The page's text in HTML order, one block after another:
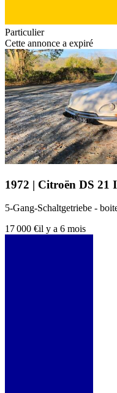
Particulier
Cette annonce a expiré
1972 | Citroën DS 21
5-Gang-Schaltgetriebe -
17 000 €il y a 6 mois